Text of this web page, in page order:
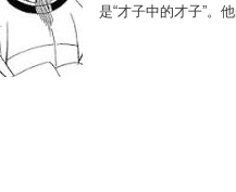
是“才子中的才子”。